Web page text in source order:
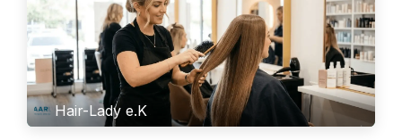
Hair-Lady e.K